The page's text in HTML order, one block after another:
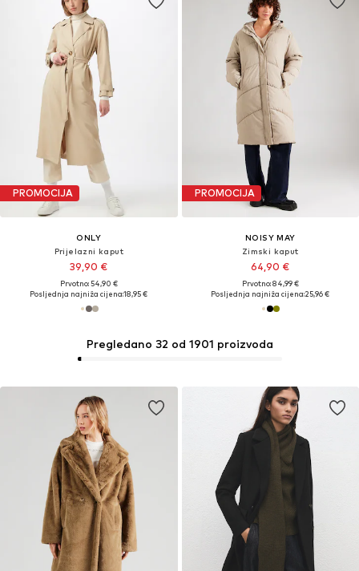
PROMOCIJA
ONLY
Prijelazni kaput
39,90 €
Prvotno: 54,90 €
Posljednja najniža cijena:18,95 €
PROMOCIJA
NOISY MAY
Zimski kaput
64,90 €
Prvotno: 84,99 €
Posljednja najniža cijena:25,96 €
Pregledano 32 od 1901 proizvoda